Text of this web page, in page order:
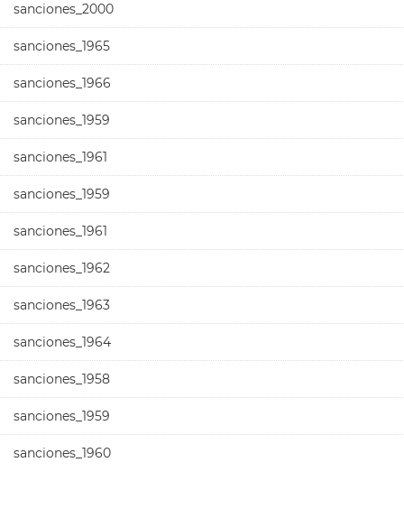
sanciones_2000
sanciones_1965
sanciones_1966
sanciones_1959
sanciones_1961
sanciones_1959
sanciones_1961
sanciones_1962
sanciones_1963
sanciones_1964
sanciones_1958
sanciones_1959
sanciones_1960